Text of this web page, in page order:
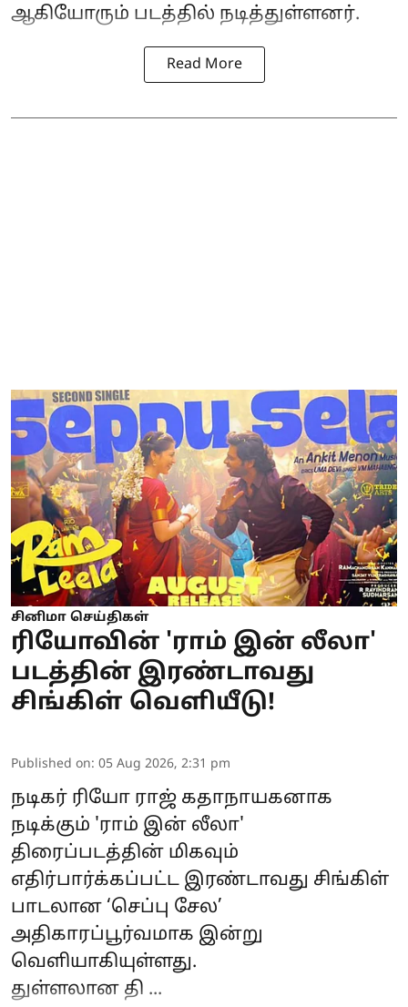
ஆகியோரும் படத்தில் நடித்துள்ளனர்.
Read More
சினிமா செய்திகள்
ரியோவின் 'ராம் இன் லீலா'
படத்தின் இரண்டாவது
சிங்கிள் வெளியீடு!
Published on: 05 Aug 2026, 2:31 pm
நடிகர் ரியோ ராஜ் கதாநாயகனாக
நடிக்கும் 'ராம் இன் லீலா'
திரைப்படத்தின் மிகவும்
எதிர்பார்க்கப்பட்ட இரண்டாவது சிங்கிள்
பாடலான ‘செப்பு சேல’
அதிகாரப்பூர்வமாக இன்று
வெளியாகியுள்ளது.
துள்ளலான தி ...